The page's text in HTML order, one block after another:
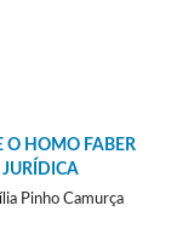
O HOMO FABER
Pinho Camurça